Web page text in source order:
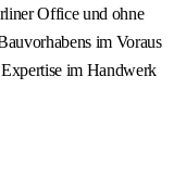
Office und ohne
im Voraus
im Handwerk